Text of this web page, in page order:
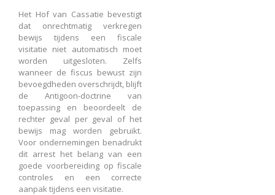
Het Hof van Cassatie bevestigt
dat onrechtmatig verkregen
bewijs tijdens een fiscale
visitatie niet automatisch moet
worden uitgesloten. Zelfs
wanneer de fiscus bewust zijn
bevoegdheden overschrijdt, blijft
de Antigoon-doctrine van
toepassing en beoordeelt de
rechter geval per geval of het
bewijs mag worden gebruikt.
Voor ondernemingen benadrukt
dit arrest het belang van een
goede voorbereiding op fiscale
controles en een correcte
aanpak tijdens een visitatie.